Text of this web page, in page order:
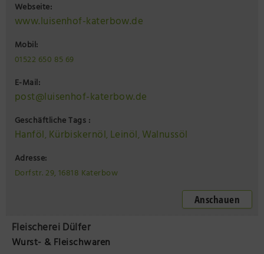
Webseite:
www.luisenhof-katerbow.de
Mobil:
01522 650 85 69
E-Mail:
post@luisenhof-katerbow.de
Geschäftliche Tags :
Hanföl, Kürbiskernöl, Leinöl, Walnussöl
Adresse:
Dorfstr. 29, 16818 Katerbow
Anschauen
Fleischerei Dülfer
Wurst- & Fleischwaren